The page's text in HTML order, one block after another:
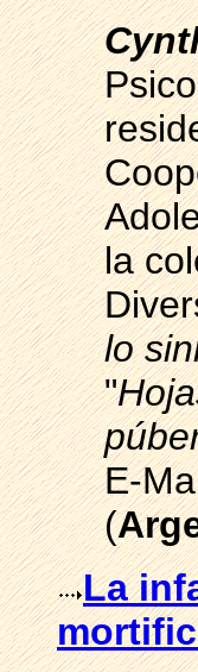
la
lo
"
E-
(
La